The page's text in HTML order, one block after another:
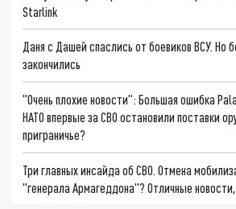
Starlink
Даня с Дашей спаслись от боевиков ВСУ. Но
закончились
"Очень плохие новости": Большая ошибка
НАТО впервые за СВО остановили поставки
приграничье?
Три главных инсайда об СВО. Отмена
"генерала Армагеддона"? Отличные